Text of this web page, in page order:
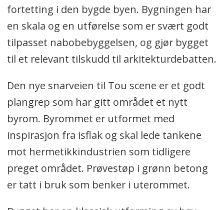
fortetting i den bygde byen. Bygningen har
en skala og en utførelse som er svært godt
tilpasset nabobebyggelsen, og gjør bygget
til et relevant tilskudd til arkitekturdebatten.
Den nye snarveien til Tou scene er et godt
plangrep som har gitt området et nytt
byrom. Byrommet er utformet med
inspirasjon fra isflak og skal lede tankene
mot hermetikkindustrien som tidligere
preget området. Prøvestøp i grønn betong
er tatt i bruk som benker i uterommet.